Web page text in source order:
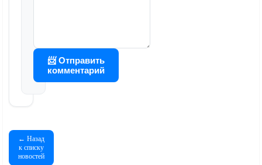
📨 Отправить
комментарий
← Назад
к списку
новостей